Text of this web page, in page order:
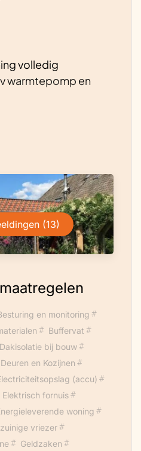
volledig
warmtepomp en
(13)
en monitoring
Buffervat
Dakisolatie bij bouw
Deuren en Kozijnen
(accu)
Elektrisch fornuis
woning
vriezer
Geldzaken